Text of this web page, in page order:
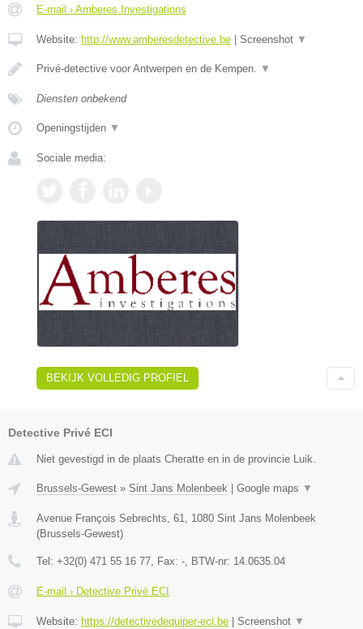
E-mail › Amberes Investigations
Website: http://www.amberesdetective.be Screenshot ▼
Privé-detective voor Antwerpen en de Kempen. ▼
Diensten onbekend
Openingstijden ▼
Sociale media:
BEKIJK VOLLEDIG PROFIEL
Detective Privé ECI
Niet gevestigd in de plaats Cheratte en in de provincie Luik.
Brussels-Gewest » Sint Jans Molenbeek Google maps ▼
Avenue François Sebrechts, 61, 1080 Sint Jans Molenbeek
(Brussels-Gewest)
Tel: +32(0) 471 55 16 77, Fax: -, BTW-nr: 14.0635.04
E-mail › Detective Privé ECI
Website: https://detectivedequiper-eci.be Screenshot ▼